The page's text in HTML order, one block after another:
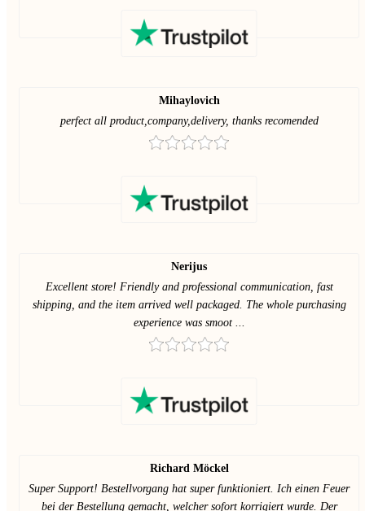
Mihaylovich
perfect all product,company,delivery, thanks recomended
Nerijus
Excellent store! Friendly and professional communication, fast
shipping, and the item arrived well packaged. The whole purchasing
experience was smoot ...
Richard Möckel
Super Support! Bestellvorgang hat super funktioniert. Ich einen Feuer
bei der Bestellung gemacht, welcher sofort korrigiert wurde. Der